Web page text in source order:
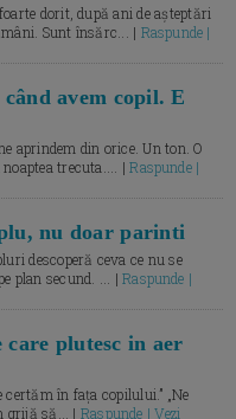
dorit, după ani de așteptări
Sunt însărc... | Raspunde |
avem copil. E
aprindem din orice. Un ton. O
trecuta.... |Raspunde |
nu doar parinti
descoperă ceva ce nu se
plan secund. ... |Raspunde |
plutesc in aer
în fața copilului.” „Ne
grijă să... | Raspunde | Vezi